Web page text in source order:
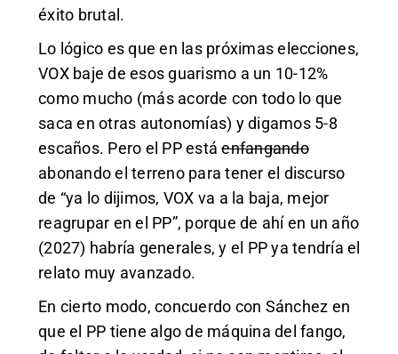
éxito brutal.
Lo lógico es que en las próximas elecciones,
VOX baje de esos guarismo a un 10-12%
como mucho (más acorde con todo lo que
saca en otras autonomías) y digamos 5-8
escaños. Pero el PP estáenfangando
abonando el terreno para tener el discurso
de “ya lo dijimos, VOX va a la baja, mejor
reagrupar en el PP”, porque de ahí en un año
(2027) habría generales, y el PP ya tendría el
relato muy avanzado.
En cierto modo, concuerdo con Sánchez en
que el PP tiene algo de máquina del fango,